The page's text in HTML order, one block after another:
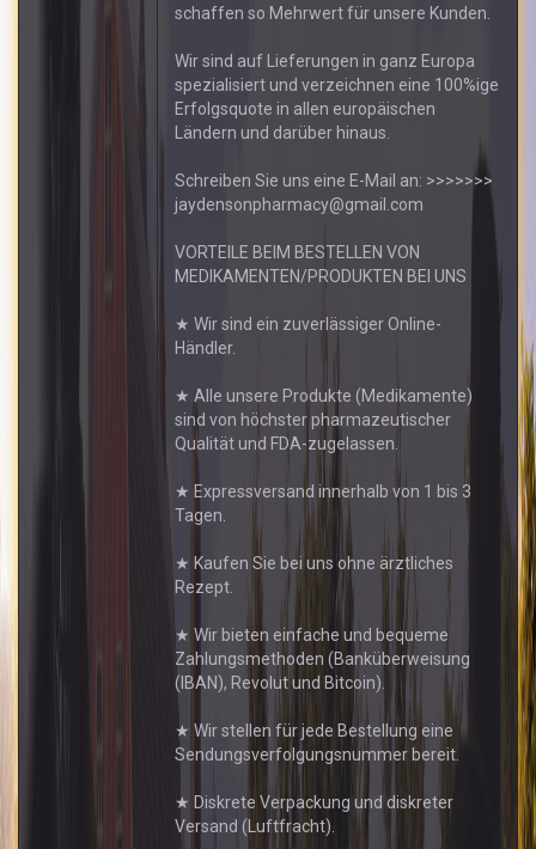
schaffen so Mehrwert für unsere Kunden.
Wir sind auf Lieferungen in ganz Europa
spezialisiert und verzeichnen eine 100%ige
Erfolgsquote in allen europäischen
Ländern und darüber hinaus.
Schreiben Sie uns eine E-Mail an: >>>>>>>
jaydensonpharmacy@gmail.com
VORTEILE BEIM BESTELLEN VON
MEDIKAMENTEN/PRODUKTEN BEI UNS
★ Wir sind ein zuverlässiger Online-
Händler.
★ Alle unsere Produkte (Medikamente)
sind von höchster pharmazeutischer
Qualität und FDA-zugelassen.
★ Expressversand innerhalb von 1 bis 3
Tagen.
★ Kaufen Sie bei uns ohne ärztliches
Rezept.
★ Wir bieten einfache und bequeme
Zahlungsmethoden (Banküberweisung
(IBAN), Revolut und Bitcoin).
★ Wir stellen für jede Bestellung eine
Sendungsverfolgungsnummer bereit.
★ Diskrete Verpackung und diskreter
Versand (Luftfracht).